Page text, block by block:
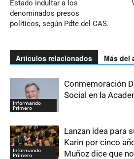
Estado indultar a los
denominados presos
políticos, según Pdte del CAS.
Artículos relacionados Más del
Informando
Primero
Conmemoración
Social en la
Informando
Primero
Lanzan idea para
Karin por cinco
Muñoz dice que